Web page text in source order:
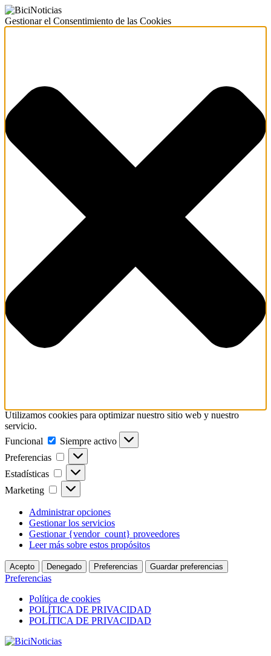
Gestionar el Consentimiento de las Cookies
Utilizamos cookies para optimizar nuestro sitio web y nuestro
servicio.
Funcional
Funcional
Siempre activo
Preferencias
Preferencias
Estadísticas Estadísticas
Marketing Marketing
Administrar opciones
Gestionar los servicios
Gestionar {vendor_count} proveedores
Leer más sobre estos propósitos
Acepto Denegado Preferencias Guardar preferencias
Preferencias
Política de cookies
POLÍTICA DE PRIVACIDAD
POLÍTICA DE PRIVACIDAD